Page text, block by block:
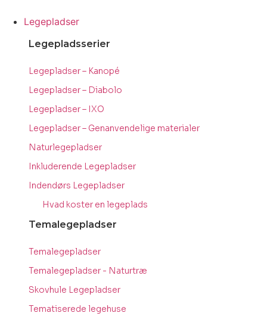
Legepladser
Legepladsserier
Legepladser – Kanopé
Legepladser – Diabolo
Legepladser – IXO
Legepladser – Genanvendelige materialer
Naturlegepladser
Inkluderende Legepladser
Indendørs Legepladser
Hvad koster en legeplads
Temalegepladser
Temalegepladser
Temalegepladser - Naturtræ
Skovhule Legepladser
Tematiserede legehuse